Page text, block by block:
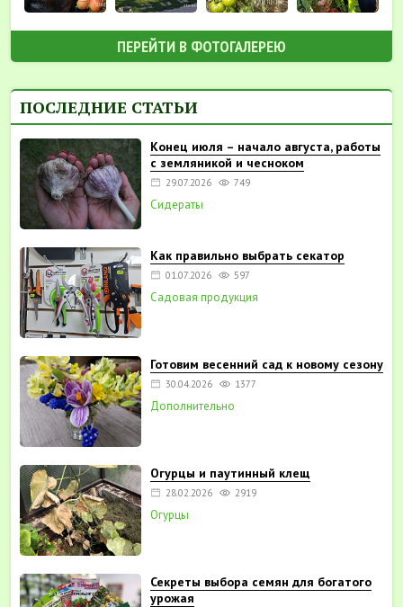
ПЕРЕЙТИ В ФОТОГАЛЕРЕЮ
ПОСЛЕДНИЕ СТАТЬИ
Конец июля – начало августа, работы
с земляникой и чесноком
29.07.2026 749
Сидераты
Как правильно выбрать секатор
01.07.2026 597
Садовая продукция
Готовим весенний сад к новому сезону
30.04.2026 1377
Дополнительно
Огурцы и паутинный клещ
28.02.2026 2919
Огурцы
Секреты выбора семян для богатого
урожая